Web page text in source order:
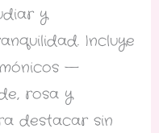
y
Incluye
—
rosa y
destacar sin